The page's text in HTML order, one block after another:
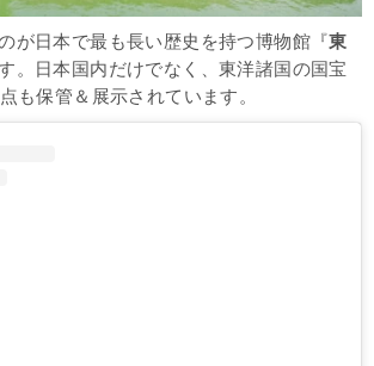
が日本で最も長い歴史を持つ博物館『東
。日本国内だけでなく、東洋諸国の国宝
も保管＆展示されています。